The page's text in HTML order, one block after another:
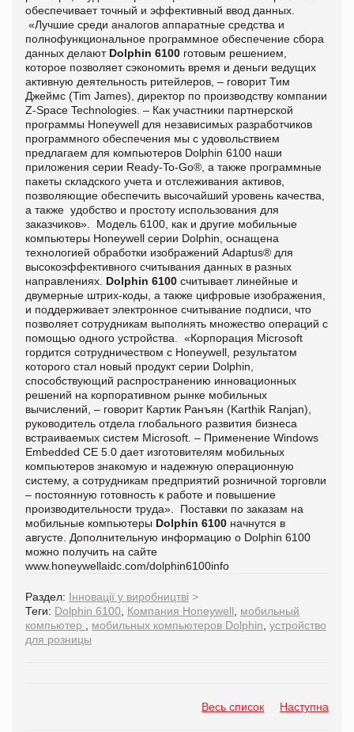
обеспечивает точный и эффективный ввод данных.
«Лучшие среди аналогов аппаратные средства и
полнофункциональное программное обеспечение сбора
данных делают Dolphin 6100 готовым решением,
которое позволяет сэкономить время и деньги ведущих
активную деятельность ритейлеров, – говорит Тим
Джеймс (Tim James), директор по производству компании
Z-Space Technologies. – Как участники партнерской
программы Honeywell для независимых разработчиков
программного обеспечения мы с удовольствием
предлагаем для компьютеров Dolphin 6100 наши
приложения серии Ready-To-Go®, а также программные
пакеты складского учета и отслеживания активов,
позволяющие обеспечить высочайший уровень качества,
а также удобство и простоту использования для
заказчиков». Модель 6100, как и другие мобильные
компьютеры Honeywell серии Dolphin, оснащена
технологией обработки изображений Adaptus® для
высокоэффективного считывания данных в разных
направлениях. Dolphin 6100 считывает линейные и
двумерные штрих-коды, а также цифровые изображения,
и поддерживает электронное считывание подписи, что
позволяет сотрудникам выполнять множество операций с
помощью одного устройства. «Корпорация Microsoft
гордится сотрудничеством с Honeywell, результатом
которого стал новый продукт серии Dolphin,
способствующий распространению инновационных
решений на корпоративном рынке мобильных
вычислений, – говорит Картик Ранъян (Karthik Ranjan),
руководитель отдела глобального развития бизнеса
встраиваемых систем Microsoft. – Применение Windows
Embedded CE 5.0 дает изготовителям мобильных
компьютеров знакомую и надежную операционную
систему, а сотрудникам предприятий розничной торговли
– постоянную готовность к работе и повышение
производительности труда». Поставки по заказам на
мобильные компьютеры Dolphin 6100 начнутся в
августе. Дополнительную информацию о Dolphin 6100
можно получить на сайте
www.honeywellaidc.com/dolphin6100info
Раздел: Інновації у виробництві >
Теги: Dolphin 6100 Компания Honeywell
мобильный
компьютер
мобильных компьютеров Dolphin устройство
для розницы
Весь список Наступна